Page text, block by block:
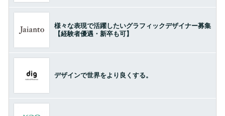
様々な表現で活躍したいグラフィックデザイナー募集
【経験者優遇・新卒も可】
デザインで世界をより良くする。